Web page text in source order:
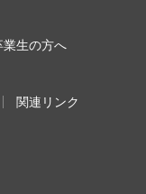
業生の方へ
関連リンク